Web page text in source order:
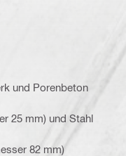
und Porenbeton
25 mm) und Stahl
82 mm)